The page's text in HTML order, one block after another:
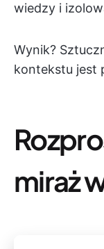
wiedzy i
Wynik?
kontekstu jest
miraż